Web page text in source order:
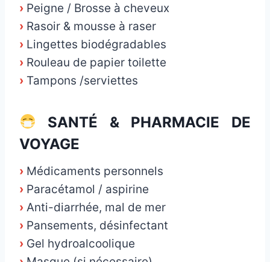
› Peigne / Brosse à cheveux
› Rasoir & mousse à raser
› Lingettes biodégradables
› Rouleau de papier toilette
› Tampons /serviettes
SANTÉ & PHARMACIE DE
VOYAGE
› Médicaments personnels
› Paracétamol / aspirine
› Anti-diarrhée, mal de mer
› Pansements, désinfectant
› Gel hydroalcoolique